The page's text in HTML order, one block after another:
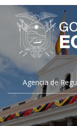
Agencia de